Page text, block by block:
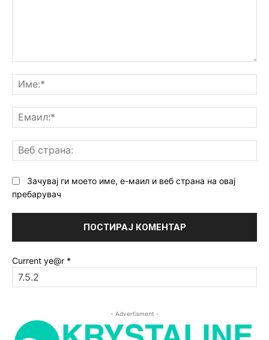
Зачувај ги моето име, е-маил и веб страна на овај
пребарувач
Current ye@r *
- Advertisment -